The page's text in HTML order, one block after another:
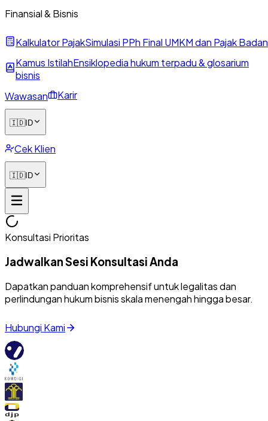
Finansial & Bisnis
Kalkulator PajakSimulasi PPh Final UMKM dan Pajak Badan
Kamus IstilahEnsiklopedia hukum terpadu & glosarium
bisnis
Wawasan
Karir
🇮🇩ID
Cek Klien
🇮🇩ID
Konsultasi Prioritas
Jadwalkan Sesi Konsultasi Anda
Dapatkan panduan komprehensif untuk legalitas dan
perlindungan hukum bisnis skala menengah hingga besar.
Hubungi Kami